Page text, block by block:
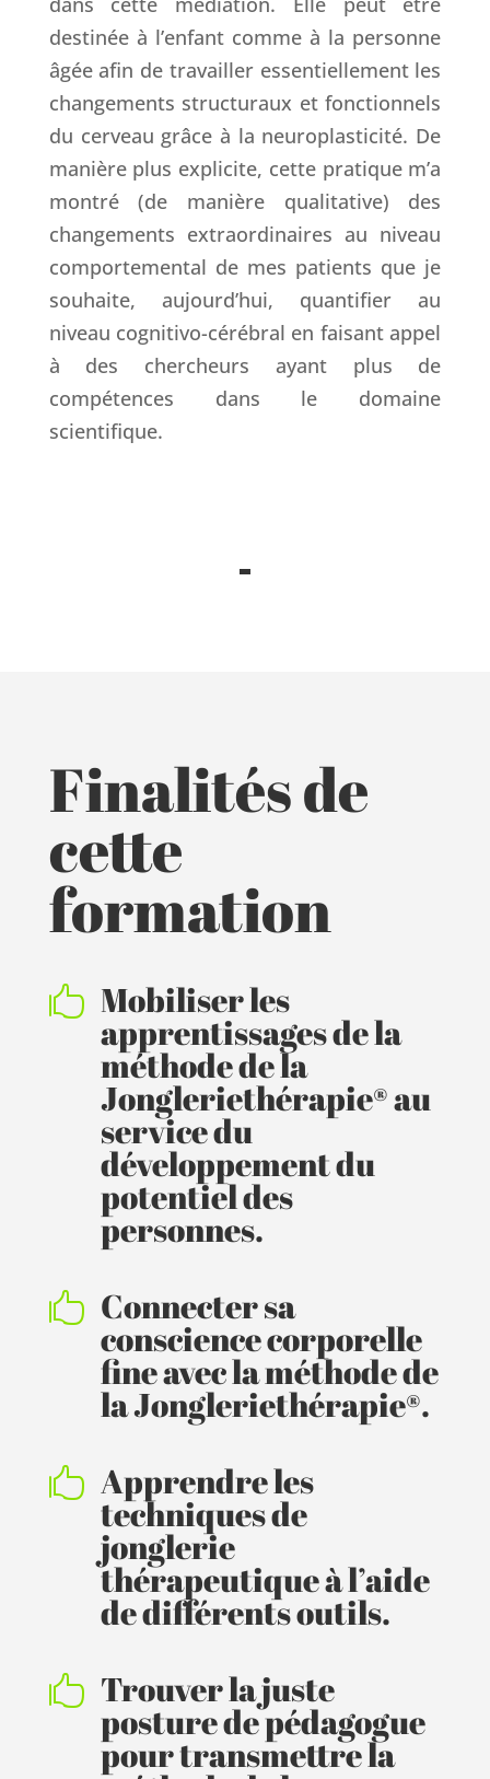
destinée à l’enfant comme à la personne
âgée afin de travailler essentiellement les
changements structuraux et fonctionnels
du cerveau grâce à la neuroplasticité. De
manière plus explicite, cette pratique m’a
montré (de manière qualitative) des
changements extraordinaires au niveau
comportemental de mes patients que je
souhaite, aujourd’hui, quantifier au
niveau cognitivo-cérébral en faisant appel
à des chercheurs ayant plus de
compétences dans le domaine
scientifique.
Finalités de
cette
formation
 Mobiliser les
apprentissages de la
méthode de la
Jongleriethérapie® au
service du
développement du
potentiel des
personnes.
 Connecter sa
conscience corporelle
fine avec la méthode de
la Jongleriethérapie®.
 Apprendre les
techniques de
jonglerie
thérapeutique à l’aide
de différents outils.
 Trouver la juste
posture de pédagogue
pour transmettre la